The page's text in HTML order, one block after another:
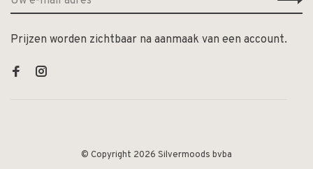
Prijzen worden zichtbaar na aanmaak van een account.
© Copyright 2026 Silvermoods bvba